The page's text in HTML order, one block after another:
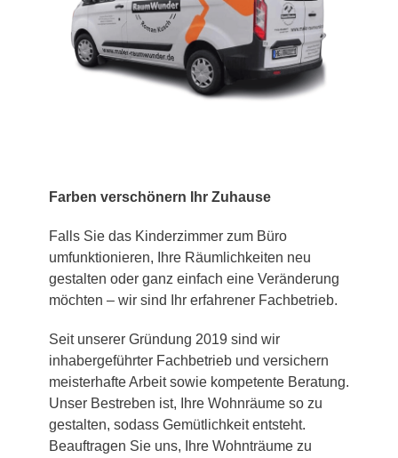
Farben verschönern Ihr Zuhause
Falls Sie das Kinderzimmer zum Büro
umfunktionieren, Ihre Räumlichkeiten neu
gestalten oder ganz einfach eine Veränderung
möchten – wir sind Ihr erfahrener Fachbetrieb.
Seit unserer Gründung 2019 sind wir
inhabergeführter Fachbetrieb und versichern
meisterhafte Arbeit sowie kompetente Beratung.
Unser Bestreben ist, Ihre Wohnräume so zu
gestalten, sodass Gemütlichkeit entsteht.
Beauftragen Sie uns, Ihre Wohnträume zu